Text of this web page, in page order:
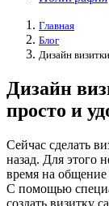
Главная
Блог
Дизайн
Дизайн
просто и
Сейчас сделать
назад. Для этого
время на общение
С помощью
создать визитку